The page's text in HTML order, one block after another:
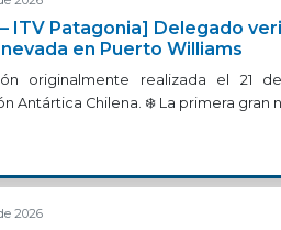
ITV Patagonia] Delegado
en Puerto Williams
originalmente realizada el 21
Antártica Chilena. ❄️ La primera gran
2026